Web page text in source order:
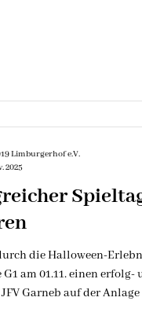
die Halloween-
am 01.11. einen
Garneb auf der
Limburgerhof e.V.
2025